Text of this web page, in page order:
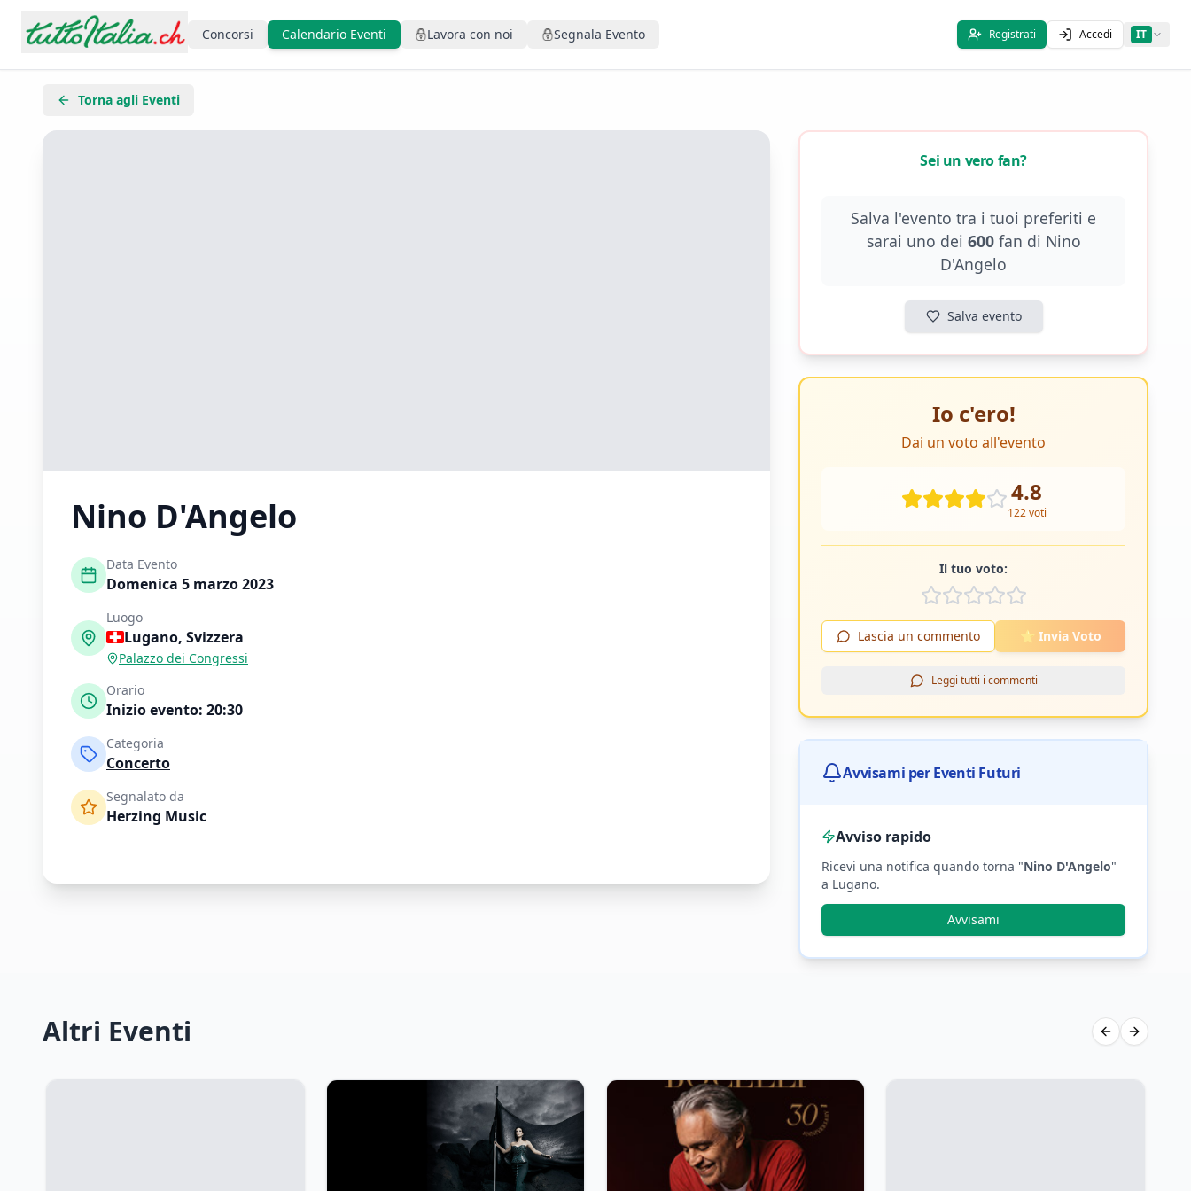
Concorsi Calendario Eventi Lavora con noi Segnala Evento Registrati Accedi IT
Torna agli Eventi
Nino D'Angelo
Data Evento
Domenica 5 marzo 2023
Luogo
Lugano, Svizzera
Palazzo dei Congressi
Orario
Inizio evento: 20:30
Categoria
Concerto
Segnalato da
Herzing Music
Sei un vero fan?
Salva l'evento tra i tuoi preferiti e
sarai uno dei 600fan di Nino
D'Angelo
Salva evento
Io c'ero!
Dai un voto all'evento
4.8
122voti
Il tuo voto:
Lascia un commento ⭐ Invia Voto
Leggi tutti i commenti
Avvisami per Eventi Futuri
Avviso rapido
Ricevi una notifica quando torna "Nino D'Angelo"
a Lugano.
Avvisami
Altri Eventi Previous slide
Next